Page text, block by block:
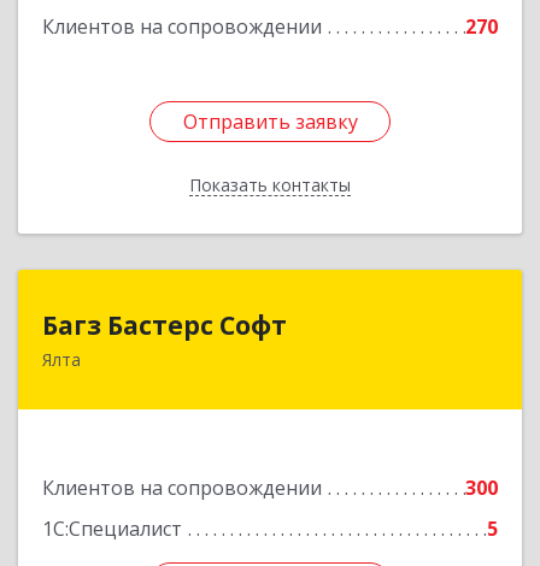
Клиентов на сопровождении 270
Отправить заявку
Показать контакты
Отправить заявку
Назад
Багз Бастерс Софт
Ялта
Клиентов на сопровождении
300
1С:Специалист
5
Багз Бастерс Софт
298603, Крым Респ, Ялта г, Свердлова ул, дом №